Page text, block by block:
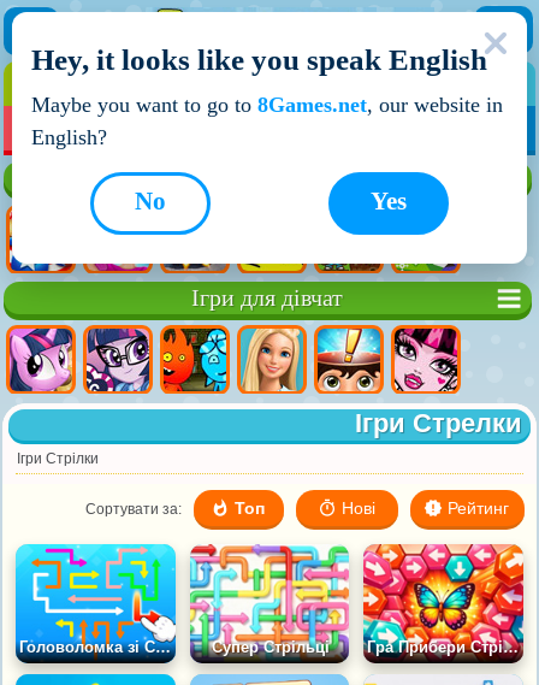
НОВІ ІГРИ
Ігри для дівчат
Ігри Стрелки
Ігри Стрілки
Сортувати за: Топ Нові Рейтинг
Головоломка зі Стрілками Втеча Супер Стрільці Гра Прибери Стрілки: Гекси
Hey, it looks like you speak English
Maybe you want to go to 8Games.net, our website in
English?
Yes
No